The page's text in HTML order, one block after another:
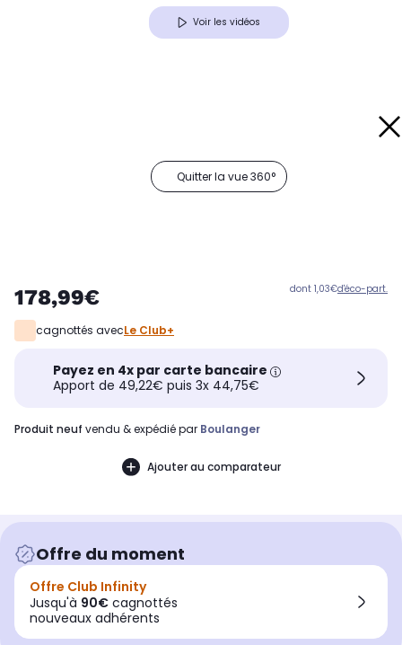
Voir les vidéos
Quitter la vue 360°
178,99€ dont 1,03€d'éco-part.
cagnottés avecLe Club+
Payez en 4x par carte bancaire
Apport de 49,22€ puis 3x 44,75€
produit neuf vendu & expédié par Boulanger
Ajouter au comparateur
Offre du moment
Offre Club Infinity
Jusqu'à 90€ cagnottés
nouveaux adhérents